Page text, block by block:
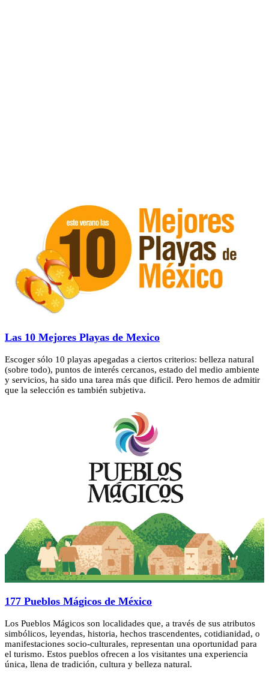
Las 10 Mejores Playas de Mexico
Escoger sólo 10 playas apegadas a ciertos criterios: belleza natural
(sobre todo), puntos de interés cercanos, estado del medio ambiente
y servicios, ha sido una tarea más que dificil. Pero hemos de admitir
que la selección es también subjetiva.
177 Pueblos Mágicos de México
Los Pueblos Mágicos son localidades que, a través de sus atributos
simbólicos, leyendas, historia, hechos trascendentes, cotidianidad, o
manifestaciones socio-culturales, representan una oportunidad para
el turismo. Estos pueblos ofrecen a los visitantes una experiencia
única, llena de tradición, cultura y belleza natural.